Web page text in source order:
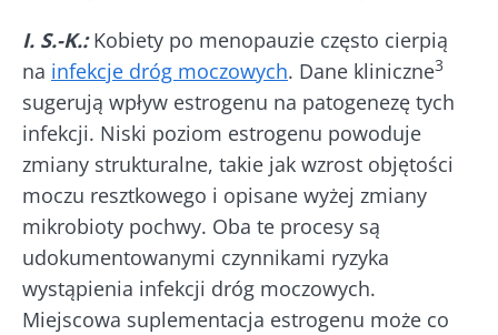
I. S.-K.:Kobiety po menopauzie często cierpią
na infekcje dróg moczowych. Dane kliniczne3
sugerują wpływ estrogenu na patogenezę tych
infekcji. Niski poziom estrogenu powoduje
zmiany strukturalne, takie jak wzrost objętości
moczu resztkowego i opisane wyżej zmiany
mikrobioty pochwy. Oba te procesy są
udokumentowanymi czynnikami ryzyka
wystąpienia infekcji dróg moczowych.
Miejscowa suplementacja estrogenu może co